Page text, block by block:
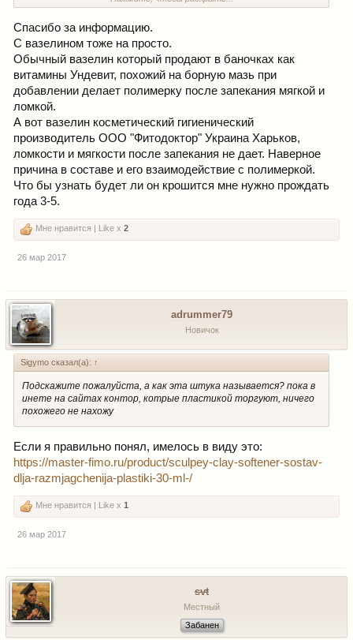
Спасибо за информацию.
С вазелином тоже на просто.
Обычный вазелин который продают в баночках как
витамины Ундевит, похожий на борную мазь при
добавлении делает полимерку после запекания мягкой и
ломкой.
А вот вазелин косметический гигиенический
производитель ООО "Фитодоктор" Украина Харьков,
ломкости и мягкости после запекания не дает. Наверное
причина в составе и его взаимодействие с полимеркой.
Что бы узнать будет ли он крошится мне нужно прождать
года 3-5.
Мне нравится | Like x 2
26 мар 2017
adrummer79
Новичок
Sigymo сказал(а): ↑
Подскажите пожалуйста, а как эта штука называется? пока в
инете на сайтах контор, котрые пластикой торгуют, ничего
похожего не нахожу
Если я правильно понял, имелось в виду это:
https://master-fimo.ru/product/sculpey-clay-softener-sostav-
dlja-razmjagchenija-plastiki-30-ml-/
Мне нравится | Like x 1
26 мар 2017
svt
Местный
Забанен